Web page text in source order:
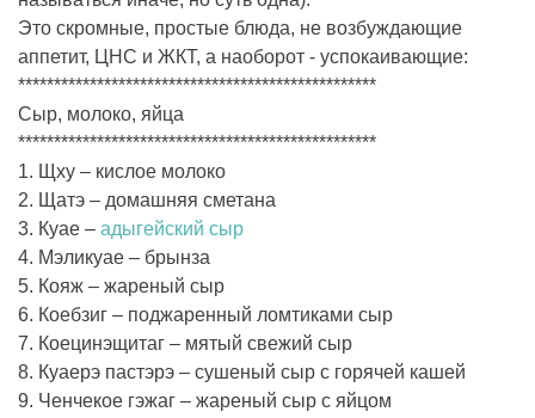
Это скромные, простые блюда, не возбуждающие
аппетит, ЦНС и ЖКТ, а наоборот - успокаивающие:
**************************************************
Сыр, молоко, яйца
**************************************************
1. Щху – кислое молоко
2. Щатэ – домашняя сметана
3. Куае – адыгейский сыр
4. Мэликуае – брынза
5. Кояж – жареный сыр
6. Коебзиг – поджаренный ломтиками сыр
7. Коецинэщитаг – мятый свежий сыр
8. Куаерэ пастэрэ – сушеный сыр с горячей кашей
9. Ченчекое гэжаг – жареный сыр с яйцом